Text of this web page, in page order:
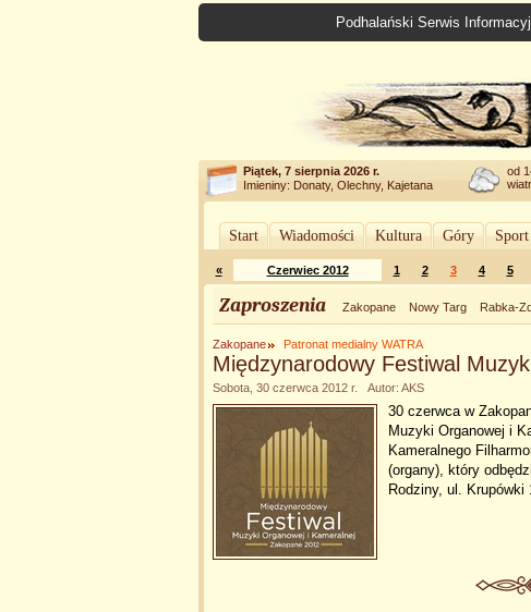
Podhalański Serwis
Piątek, 7 sierpnia 2026 r.
Imieniny: Donaty, Olechny, Kajetana
od
Start Wiadomości Kultura Góry Sport
« Czerwiec 2012 1 2 3 4 5
Zaproszenia Zakopane Nowy Targ Rabka-
Zakopane Patronat medialny WATRA
Międzynarodowy Festiwal
Sobota, 30 czerwca 2012 r. Autor: AKS
30 czerwca w
Muzyki Organowej i
Kameralnego
(organy), który
Rodziny, ul. Krupówki